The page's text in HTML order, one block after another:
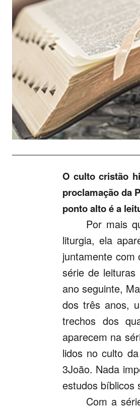
O culto cristão
proclamação da
ponto alto é a
Por mais
liturgia, ela
juntamente com
série de
ano seguinte,
dos três anos,
trechos dos
aparecem na
lidos no culto
3João. Nada
estudos bíblicos
Com a